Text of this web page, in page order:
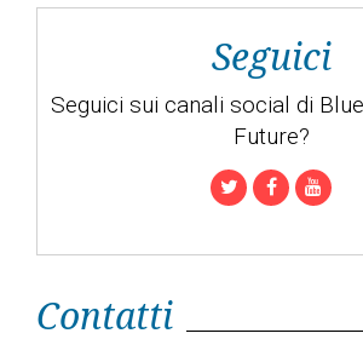
Seguici
Seguici sui canali social di
Future?
Contatti